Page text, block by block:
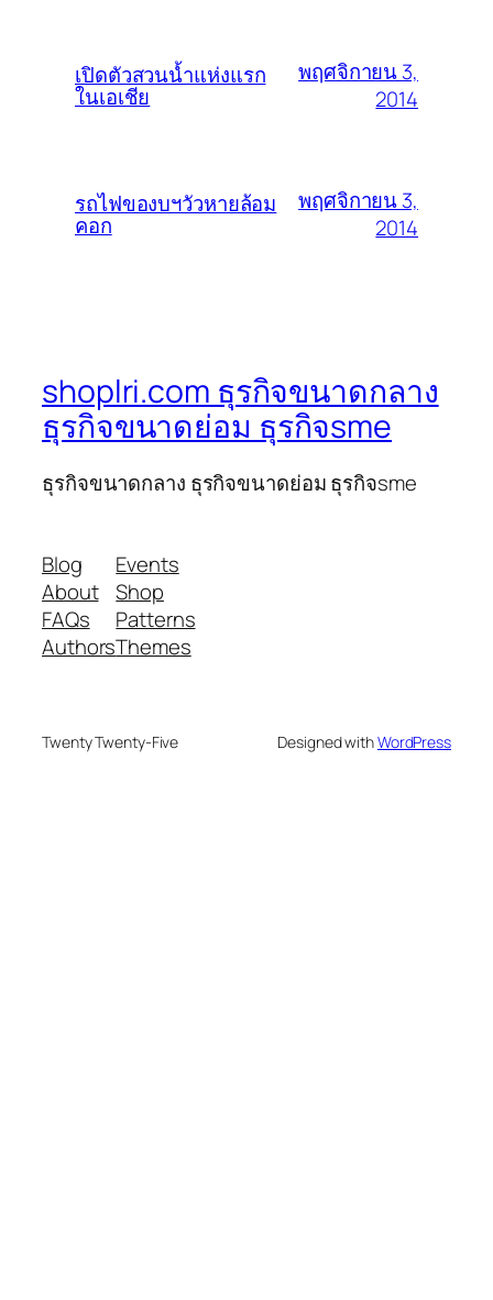
เปิดตัวสวนน้ำแห่งแรก
ในเอเชีย
พฤศจิกายน 3,
2014
รถไฟของบฯวัวหายล้อม
คอก
พฤศจิกายน 3,
2014
shoplri.com ธุรกิจขนาดกลาง
ธุรกิจขนาดย่อม ธุรกิจsme
ธุรกิจขนาดกลาง ธุรกิจขนาดย่อม ธุรกิจsme
Blog
About
FAQs
Authors
Events
Shop
Patterns
Themes
Twenty Twenty-Five Designed withWordPress